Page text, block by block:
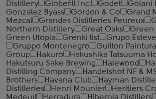
Distillery
Globefill Inc. Godet
Golani
Gonzalez Byass
Gordon & Co Grand
Mezcal
Grandes Distilleries Peureux
Northern Distillery
Great Oaks
Green
Green Utopia
Grenki list Grupo
Gruppo Montenegro
Guillon
Group
Hakuro
Hakushika Tatsuuma
Hakutsuru Sake Brewing
Halewood
Distilling Company
Handelshof NF &
Brothers
Havana Club Hayman
Distilleries
Henri Mounier
Heritiers